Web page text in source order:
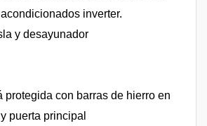
inverter.
y desayunador
protegida con barras de hierro en
puerta principal